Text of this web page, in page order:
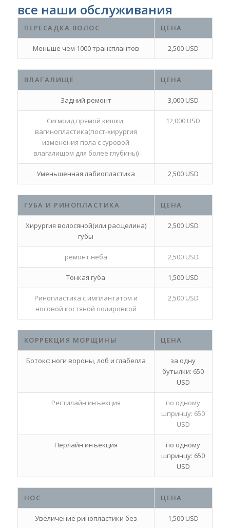
все наши обслуживания
ПЕРЕСАДКА ВОЛОС ЦЕНА
Меньше чем 1000 трансплантов 2,500 USD
ВЛАГАЛИЩЕ ЦЕНА
Задний ремонт 3,000 USD
Сигмоид прямой кишки,
вагинопластика(пост-хирургия
изменения пола с суровой
влагалищом для более глубины)
12,000 USD
Уменьшенная лабиопластика 2,500 USD
ГУБА И РИНОПЛАСТИКА ЦЕНА
Хирургия волосяной(или расщелина)
губы
2,500 USD
ремонт неба 2,500 USD
Тонкая губа 1,500 USD
Ринопластика с имплантатом и
носовой костяной полировкой
2,500 USD
КОРРЕКЦИЯ МОРЩИНЫ ЦЕНА
Ботокс: ноги вороны, лоб и глабелла
за одну
бутылки: 650
USD
Рестилайн инъекция
по одному
шпринцу: 650
USD
Перлайн инъекция
по одному
шпринцу: 650
USD
НОС ЦЕНА
Увеличение ринопластики без
1,500 USD